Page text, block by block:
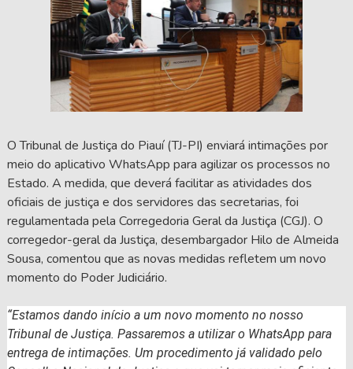
O Tribunal de Justiça do Piauí (TJ-PI) enviará intimações por
meio do aplicativo WhatsApp para agilizar os processos no
Estado. A medida, que deverá facilitar as atividades dos
oficiais de justiça e dos servidores das secretarias, foi
regulamentada pela Corregedoria Geral da Justiça (CGJ). O
corregedor-geral da Justiça, desembargador Hilo de Almeida
Sousa, comentou que as novas medidas refletem um novo
momento do Poder Judiciário.
“Estamos dando início a um novo momento no nosso
Tribunal de Justiça. Passaremos a utilizar o WhatsApp para
entrega de intimações. Um procedimento já validado pelo